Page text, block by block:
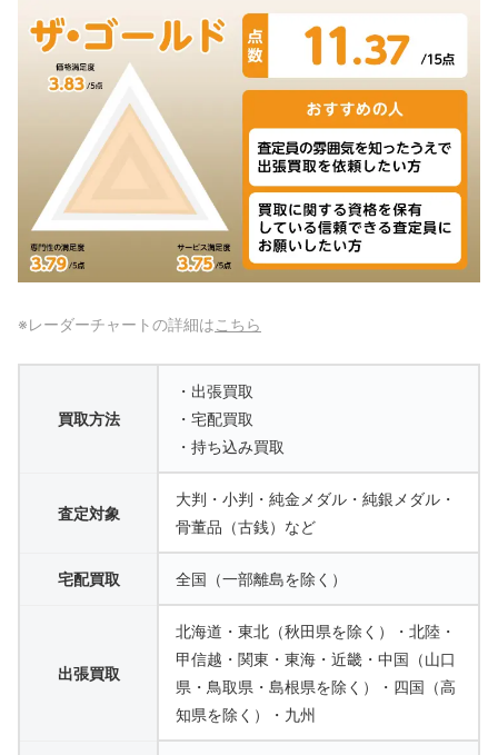
※レーダーチャートの詳細は こちら
買取方法
・出張買取
・宅配買取
・持ち込み買取
査定対象
大判・小判・純金メダル・純銀メダル・
骨董品（古銭）など
宅配買取 全国（一部離島を除く）
出張買取
北海道・東北（秋田県を除く）・北陸・
甲信越・関東・東海・近畿・中国（山口
県・鳥取県・島根県を除く）・四国（高
知県を除く）・九州